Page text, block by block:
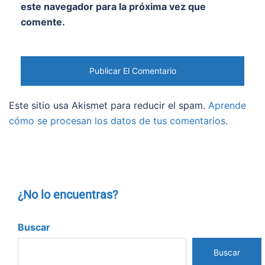
este navegador para la próxima vez que
comente.
Este sitio usa Akismet para reducir el spam. Aprende
cómo se procesan los datos de tus comentarios.
¿No lo encuentras?
Buscar
Buscar